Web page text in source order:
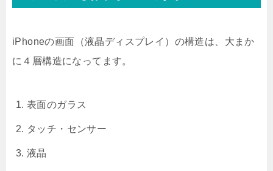
iPhoneの画面（液晶ディスプレイ）の構造は、大まか
に４層構造になってます。
表面のガラス
タッチ・センサー
液晶